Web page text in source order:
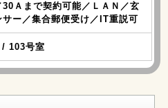
30Ａまで契約可能／ＬＡＮ／玄
サー／集合郵便受け／IT重説可
103号室